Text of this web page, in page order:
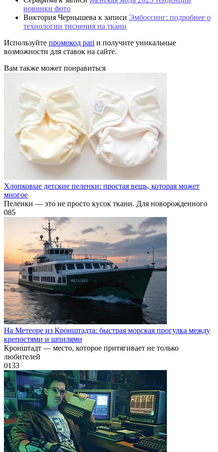
новинки фото
Виктория Чернышева к записи Эмбоссинг: подробнее о
технологии тиснения на ткани
Используйте промокод pari и получите уникальные
возможности для ставок на сайте.
Вам также может понравиться
Хлопковые детские пеленки: простая вещь, которая может
многое
Пелёнки — это не просто кусок ткани. Для новорожденного
085
На Метеоре из Кронштадта: быстрая морская прогулка между
крепостями и шпилями
Кронштадт — место, которое притягивает не только
любителей
0133